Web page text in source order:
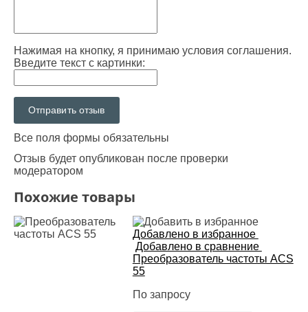
Нажимая на кнопку, я принимаю условия соглашения.
Введите текст с картинки:
Все поля формы обязательны
Отзыв будет опубликован после проверки
модератором
Похожие товары
Добавлено в избранное
Добавлено в сравнение
Преобразователь частоты ACS
55
По запросу